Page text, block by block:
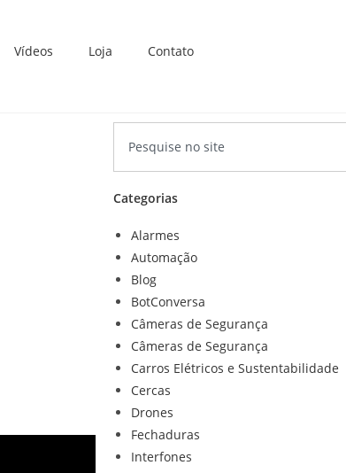
Vídeos Loja Contato
Categorias
Alarmes
Automação
Blog
BotConversa
Câmeras de Segurança
Câmeras de Segurança
Carros Elétricos e Sustentabilidade
Cercas
Drones
Fechaduras
Interfones